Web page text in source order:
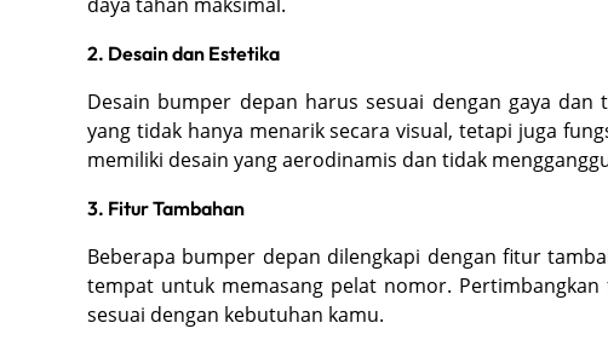
2. Desain dan Estetika
Desain bumper depan harus sesuai dengan gaya
yang tidak hanya menarik secara visual, tetapi juga
memiliki desain yang aerodinamis dan tidak
3. Fitur Tambahan
Beberapa bumper depan dilengkapi dengan fitur
tempat untuk memasang pelat nomor.
sesuai dengan kebutuhan kamu.